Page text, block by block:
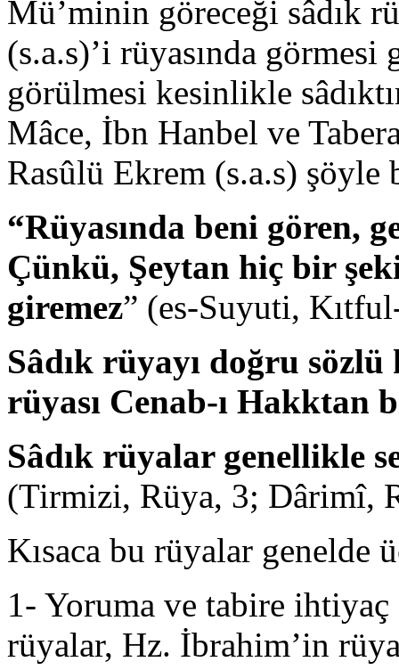
Mü’minin göreceği sâdık
(s.a.s)’i rüyasında
görülmesi kesinlikle
Mâce, İbn Hanbel ve
Rasûlü Ekrem (s.a.s) şöyle
“Rüyasında beni gören,
Çünkü, Şeytan hiç bir
giremez” (es-Suyuti,
Sâdık rüyayı doğru
rüyası Cenab-ı
Sâdık rüyalar genellikle
(Tirmizi, Rüya, 3; Dârimî,
Kısaca bu rüyalar genelde
1- Yoruma ve tabire ihtiyaç
rüyalar, Hz. İbrahim’in